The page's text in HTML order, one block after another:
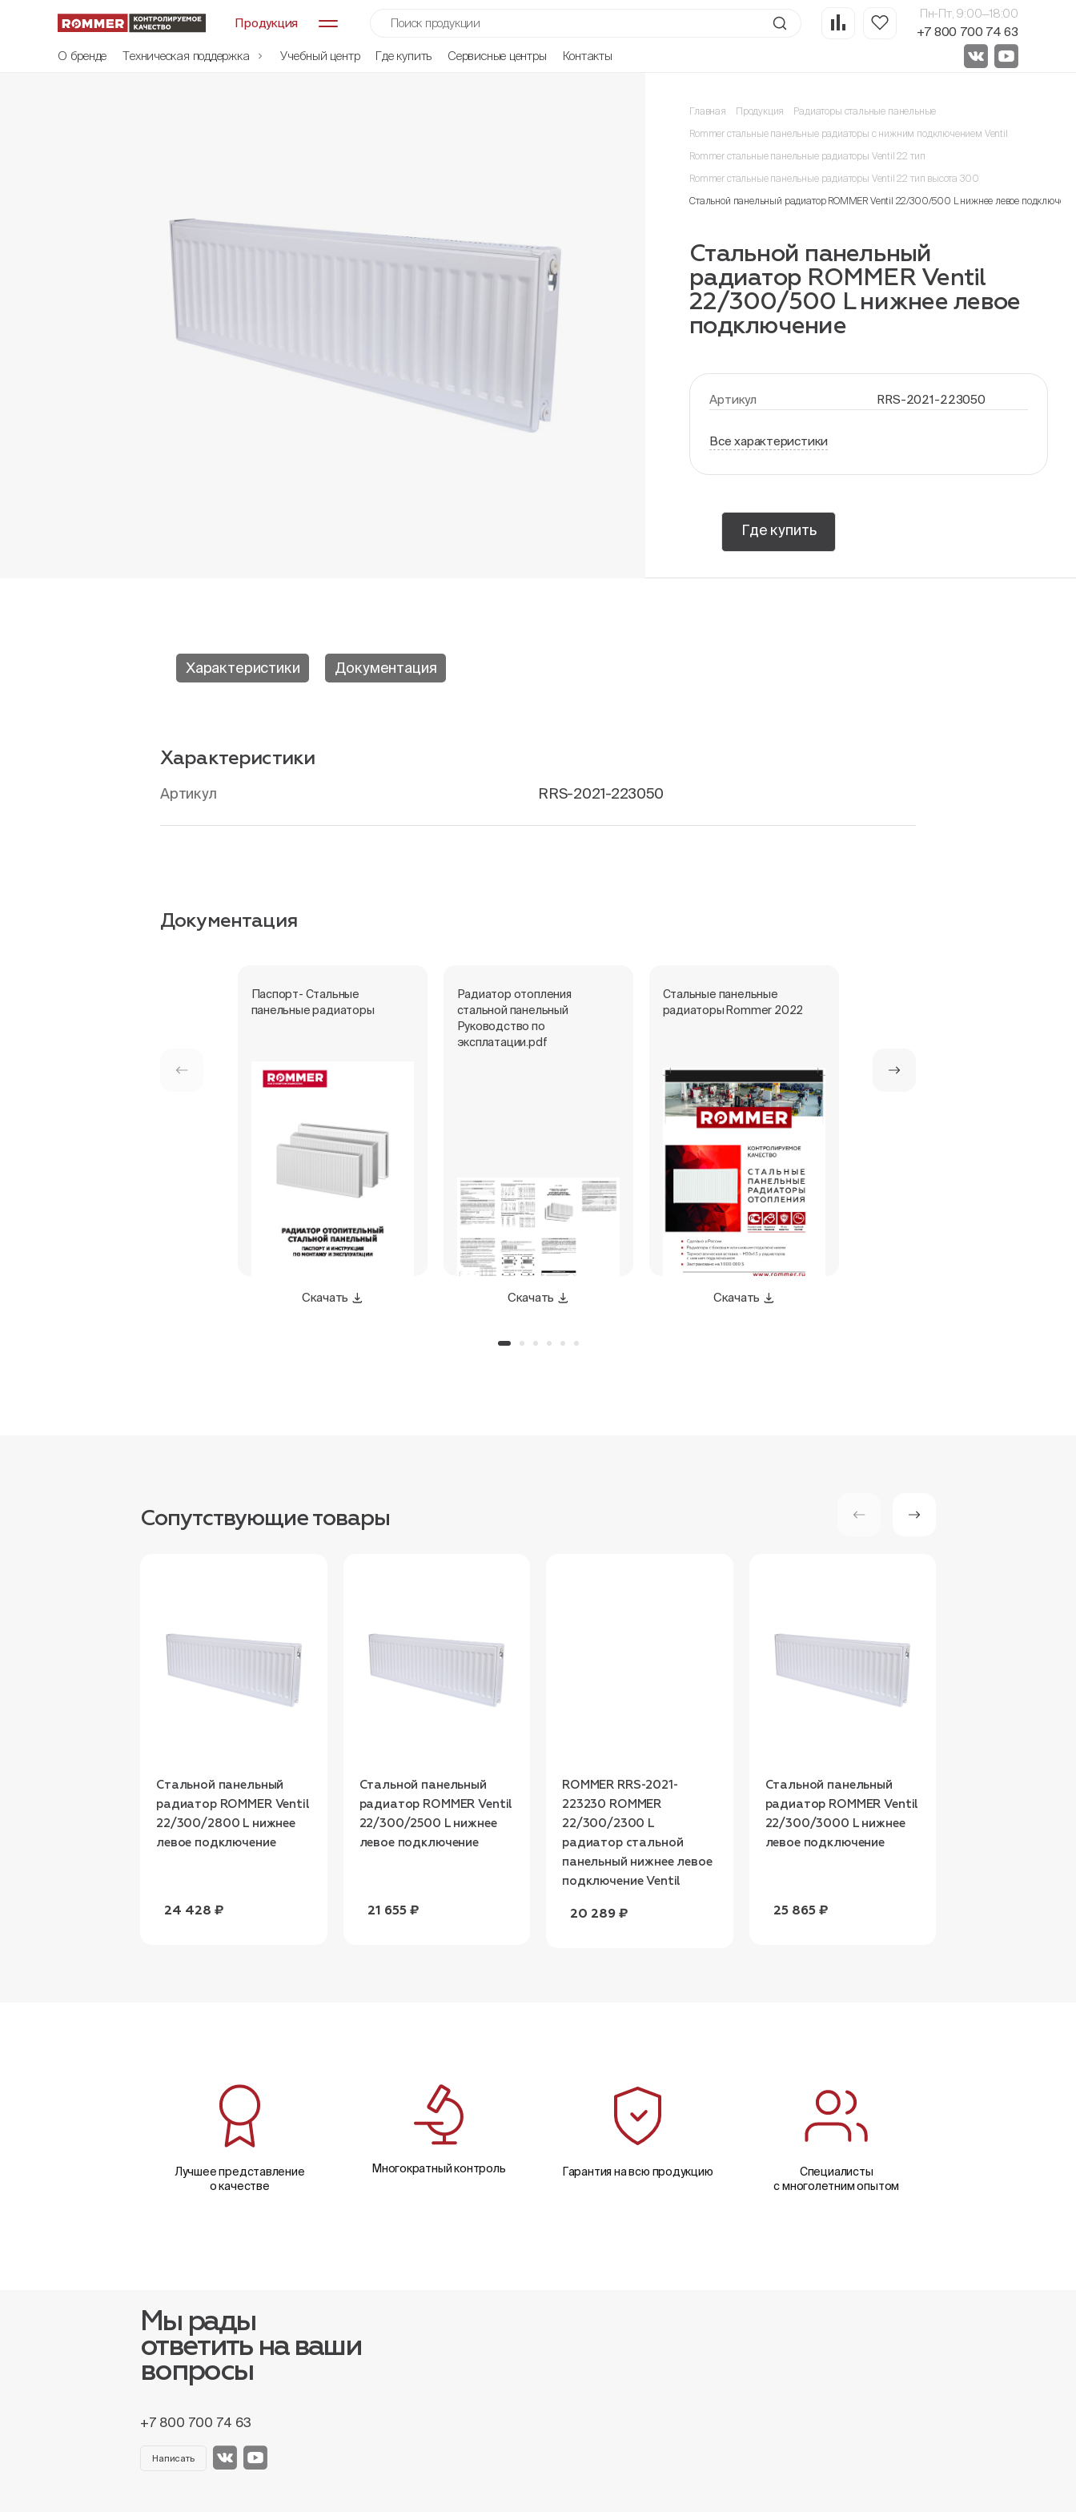
Продукция
Пн-Пт, 9:00—18:00
+7 800 700 74 63
О бренде
Техническая поддержка Учебный центр Где купить Сервисные центры Контакты
Главная Продукция Радиаторы стальные панельные
Rommer стальные панельные радиаторы с нижним подключением Ventil
Rommer стальные панельные радиаторы Ventil 22 тип
Rommer стальные панельные радиаторы Ventil 22 тип высота 300
Стальной панельный радиатор ROMMER Ventil 22/300/500 L нижнее левое
Стальной панельный
радиатор ROMMER Ventil
22/300/500 L нижнее левое
подключение
Артикул RRS-2021-223050
Все характеристики
Где купить
Характеристики Документация
Характеристики
Артикул RRS-2021-223050
Документация
Паспорт- Стальные
панельные радиаторы
Скачать
Радиатор отопления
стальной панельный
Руководство по
эксплатации.pdf
Скачать
Стальные панельные
радиаторы Rommer 2022
Скачать
Сопутствующие товары
Стальной панельный
радиатор ROMMER Ventil
22/300/2800 L нижнее
левое подключение
24 428 ₽
Стальной панельный
радиатор ROMMER Ventil
22/300/2500 L нижнее
левое подключение
21 655 ₽
ROMMER RRS-2021-
223230 ROMMER
22/300/2300 L
радиатор стальной
панельный нижнее левое
подключение Ventil
20 289 ₽
Стальной панельный
радиатор ROMMER Ventil
22/300/3000 L нижнее
левое подключение
25 865 ₽
Лучшее представление
о качестве
Многократный контроль Гарантия на всю продукцию
Специалисты
с многолетним опытом
Мы рады
ответить на ваши
вопросы
+7 800 700 74 63
Написать